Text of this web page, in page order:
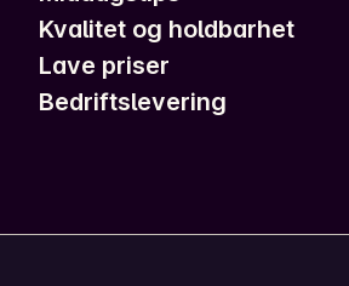
Kvalitet og holdbarhet
Lave priser
Bedriftslevering